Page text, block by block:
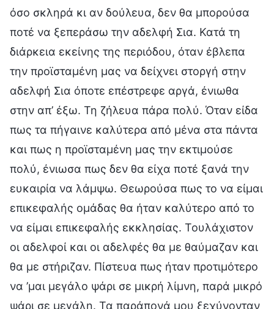
όσο σκληρά κι αν δούλευα, δεν θα μπορούσα
ποτέ να ξεπεράσω την αδελφή Σια. Κατά τη
διάρκεια εκείνης της περιόδου, όταν έβλεπα
την προϊσταμένη μας να δείχνει στοργή στην
αδελφή Σια όποτε επέστρεφε αργά, ένιωθα
στην απ’ έξω. Τη ζήλευα πάρα πολύ. Όταν είδα
πως τα πήγαινε καλύτερα από μένα στα πάντα
και πως η προϊσταμένη μας την εκτιμούσε
πολύ, ένιωσα πως δεν θα είχα ποτέ ξανά την
ευκαιρία να λάμψω. Θεωρούσα πως το να είμαι
επικεφαλής ομάδας θα ήταν καλύτερο από το
να είμαι επικεφαλής εκκλησίας. Τουλάχιστον
οι αδελφοί και οι αδελφές θα με θαύμαζαν και
θα με στήριζαν. Πίστευα πως ήταν προτιμότερο
να ’μαι μεγάλο ψάρι σε μικρή λίμνη, παρά μικρό
ψάρι σε μεγάλη. Τα παράπονά μου ξεχύνονταν